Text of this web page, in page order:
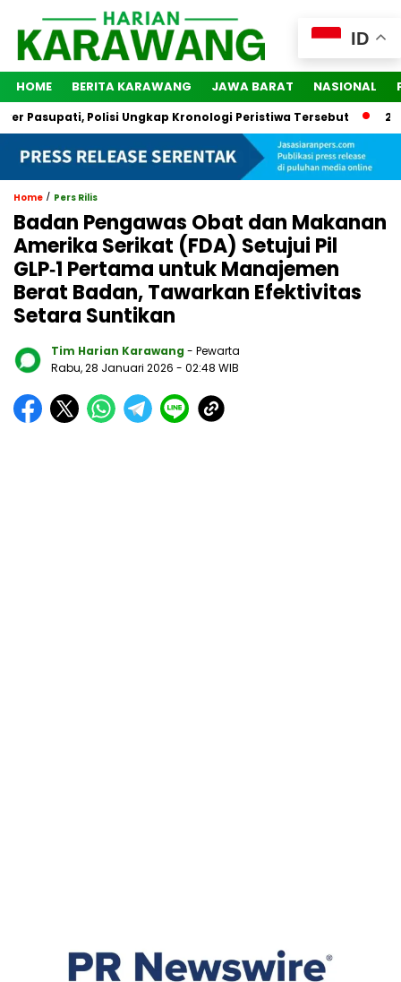
HOME BERITA KARAWANG JAWA BARAT NASIONAL
Polisi Ungkap Kronologi Peristiwa Tersebut 2
Home / Pers Rilis
Badan Pengawas Obat dan Makanan
Amerika Serikat (FDA) Setujui Pil
GLP‑1 Pertama untuk Manajemen
Berat Badan, Tawarkan Efektivitas
Setara Suntikan
Tim Harian Karawang - Pewarta
Rabu, 28 Januari 2026 - 02:48 WIB
ID